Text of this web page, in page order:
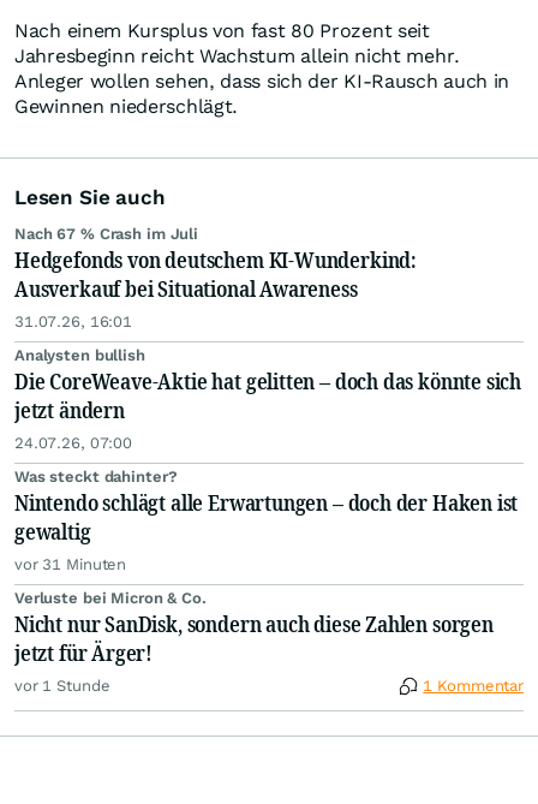
Nach einem Kursplus von fast 80 Prozent seit
Jahresbeginn reicht Wachstum allein nicht mehr.
Anleger wollen sehen, dass sich der KI-Rausch auch in
Gewinnen niederschlägt.
Lesen Sie auch
Nach 67 % Crash im Juli
Hedgefonds von deutschem KI-Wunderkind:
Ausverkauf bei Situational Awareness
31.07.26, 16:01
Analysten bullish
Die CoreWeave-Aktie hat gelitten – doch das könnte sich
jetzt ändern
24.07.26, 07:00
Was steckt dahinter?
Nintendo schlägt alle Erwartungen – doch der Haken ist
gewaltig
vor 31 Minuten
Verluste bei Micron & Co.
Nicht nur SanDisk, sondern auch diese Zahlen sorgen
jetzt für Ärger!
vor 1 Stunde 1 Kommentar